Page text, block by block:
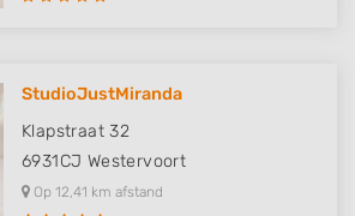
StudioJustMiranda
Klapstraat 32
6931CJ Westervoort
Op 12,41 km afstand